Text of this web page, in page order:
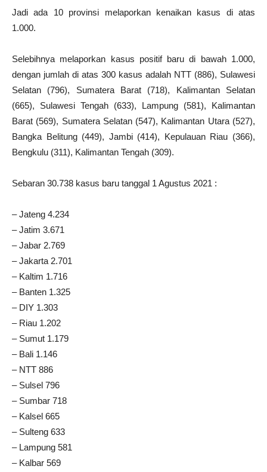
Jadi ada 10 provinsi melaporkan kenaikan kasus di atas
1.000.
Selebihnya melaporkan kasus positif baru di bawah 1.000,
dengan jumlah di atas 300 kasus adalah NTT (886), Sulawesi
Selatan (796), Sumatera Barat (718), Kalimantan Selatan
(665), Sulawesi Tengah (633), Lampung (581), Kalimantan
Barat (569), Sumatera Selatan (547), Kalimantan Utara (527),
Bangka Belitung (449), Jambi (414), Kepulauan Riau (366),
Bengkulu (311), Kalimantan Tengah (309).
Sebaran 30.738 kasus baru tanggal 1 Agustus 2021 :
– Jateng 4.234
– Jatim 3.671
– Jabar 2.769
– Jakarta 2.701
– Kaltim 1.716
– Banten 1.325
– DIY 1.303
– Riau 1.202
– Sumut 1.179
– Bali 1.146
– NTT 886
– Sulsel 796
– Sumbar 718
– Kalsel 665
– Sulteng 633
– Lampung 581
– Kalbar 569